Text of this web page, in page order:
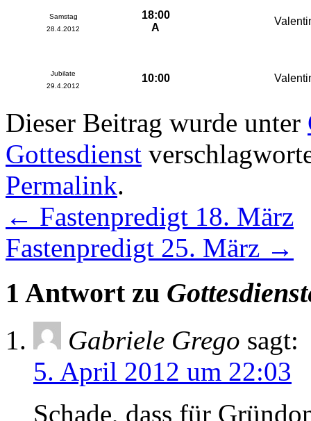
Samstag
28.4.2012
18:00
A
Jubilate
29.4.2012
10:00
Dieser Beitrag wurde unter
Gottesdienst
Permalink.
← Fastenpredigt 18. März
Fastenpredigt 25. März →
1 Antwort zu
Gabriele Grego sagt:
5. April 2012 um 22:03
Schade, dass für